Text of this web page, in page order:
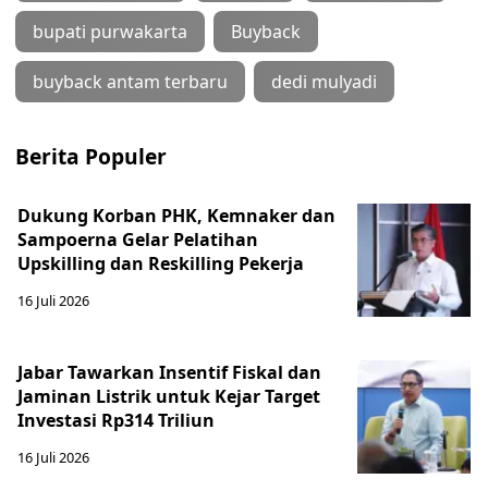
bupati purwakarta Buyback
buyback antam terbaru dedi mulyadi
Berita Populer
Dukung Korban PHK, Kemnaker dan
Sampoerna Gelar Pelatihan
Upskilling dan Reskilling Pekerja
16 Juli 2026
Jabar Tawarkan Insentif Fiskal dan
Jaminan Listrik untuk Kejar Target
Investasi Rp314 Triliun
16 Juli 2026